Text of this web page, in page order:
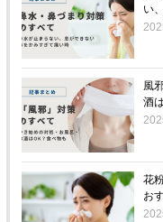
い
風
酒
花
お